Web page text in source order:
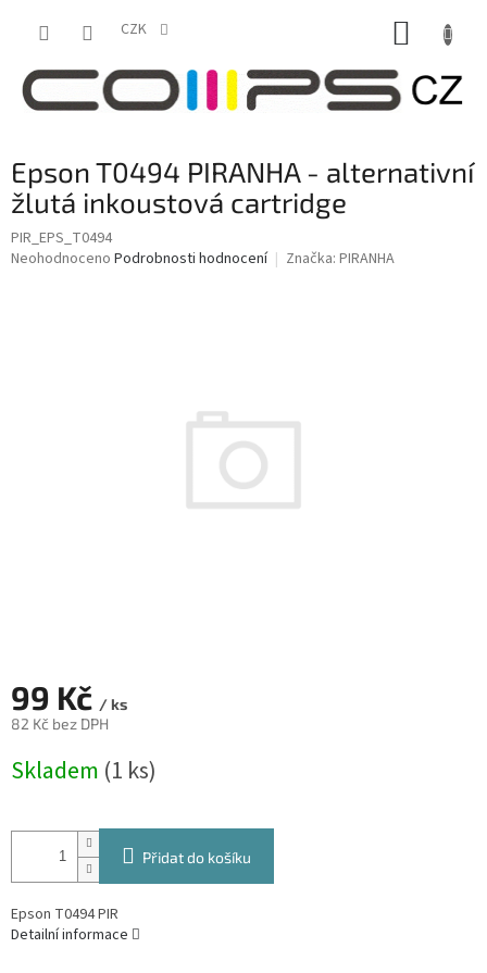
CZK
Epson T0494 PIRANHA - alternativní
žlutá inkoustová cartridge
PIR_EPS_T0494
Průměrné
Neohodnoceno Podrobnosti hodnocení Značka: PIRANHA
99 Kč / ks
82 Kč bez DPH
cena:
Skladem (1 ks)
Přidat do košíku
Epson T0494 PIR
Detailní informace